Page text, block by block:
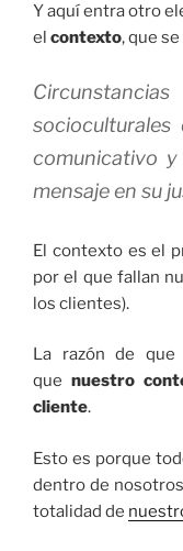
Y aquí entra otro
el contexto, que
comunicativo
mensaje en su
El contexto es el
por el que fallan
los clientes).
La razón de
que nuestro
cliente.
Esto es porque
dentro de
totalidad de